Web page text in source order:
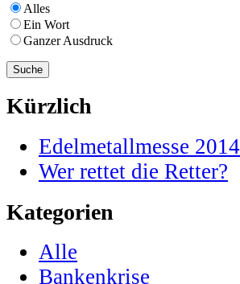
Alles
Ein Wort
Ganzer Ausdruck
Kürzlich
Edelmetallmesse 2014
Wer rettet die Retter?
Kategorien
Alle
Bankenkrise